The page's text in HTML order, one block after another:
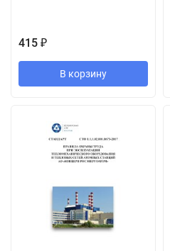
415 ₽
В корзину